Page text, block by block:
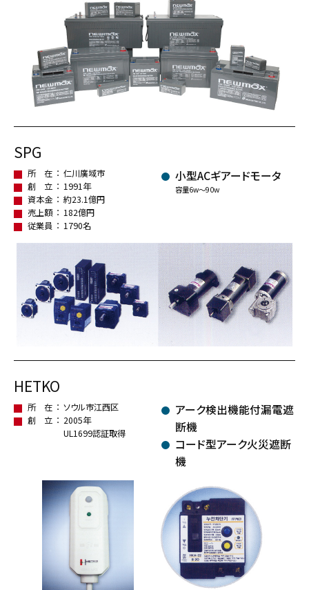
SPG
所 在
仁川廣域市
創 立
1991年
資本金
約23.1億円
売上額
182億円
従業員
1790名
小型ACギアードモータ
容量6w〜90w
HETKO
所 在
ソウル市江西区
創 立
2005年
UL1699認証取得
アーク検出機能付漏電遮
断機
コード型アーク火災遮断
機